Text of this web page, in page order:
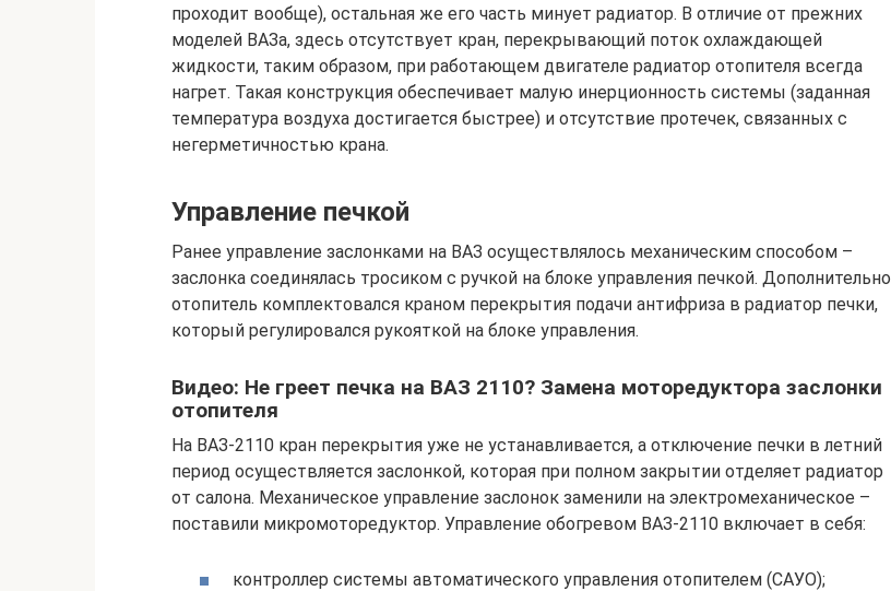
проходит вообще), остальная же его часть минует радиатор. В отличие от прежних
моделей ВАЗа, здесь отсутствует кран, перекрывающий поток охлаждающей
жидкости, таким образом, при работающем двигателе радиатор отопителя всегда
нагрет. Такая конструкция обеспечивает малую инерционность системы (заданная
температура воздуха достигается быстрее) и отсутствие протечек, связанных с
негерметичностью крана.
Управление печкой
Ранее управление заслонками на ВАЗ осуществлялось механическим способом –
заслонка соединялась тросиком с ручкой на блоке управления печкой. Дополнительно
отопитель комплектовался краном перекрытия подачи антифриза в радиатор печки,
который регулировался рукояткой на блоке управления.
Видео: Не греет печка на ВАЗ 2110? Замена моторедуктора заслонки
отопителя
На ВАЗ-2110 кран перекрытия уже не устанавливается, а отключение печки в летний
период осуществляется заслонкой, которая при полном закрытии отделяет радиатор
от салона. Механическое управление заслонок заменили на электромеханическое –
поставили микромоторедуктор. Управление обогревом ВАЗ-2110 включает в себя:
контроллер системы автоматического управления отопителем (САУО);